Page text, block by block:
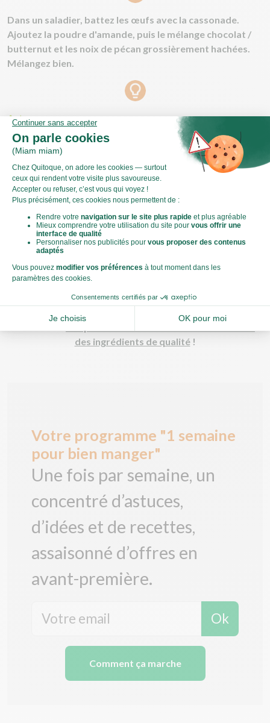
Dans un saladier, battez les œufs avec la cassonade.
Ajoutez la poudre d'amande, puis le mélange chocolat /
butternut et les noix de pécan grossièrement hachées.
Mélangez bien.
Astuce :
Pour plus de gourmandise, gardez quelques noix pour
décorer votre gâteau.
Versez la préparation dans un moule préalablement
tapissé de papier cuisson et enfournez 25 minutes au
four.
C'est prêt !
nos paniers-recettes livrés chez vous avec
des ingrédients de qualité!
Votre programme "1 semaine
pour bien manger"
Une fois par semaine, un
concentré d’astuces,
d’idées et de recettes,
assaisonné d’offres en
avant-première.
Ok
Comment ça marche